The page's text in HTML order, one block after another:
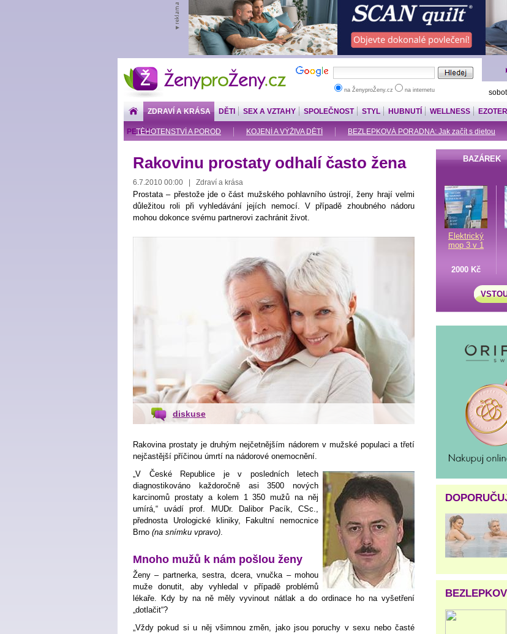
ŽenyproŽeny.cz
na ŽenyproŽeny.cz na internetu
ZDRAVÍ A KRÁSA
TĚHOTENSTVÍ A POROD KOJENÍ A VÝŽIVA DĚTÍ BEZLEPKOVÁ PORADNA: Jak začít s dietou
DĚTI SEX A VZTAHY SPOLEČNOST STYL HUBNUTÍ WELLNESS
PENÍZE
Rakovinu prostaty odhalí často žena
6.7.2010 00:00 | Zdraví a krása
Prostata – přestože jde o část mužského pohlavního ústrojí, ženy hrají velmi
důležitou roli při vyhledávání jejích nemocí. V případě zhoubného nádoru
mohou dokonce svému partnerovi zachránit život.
diskuse
Rakovina prostaty je druhým nejčetnějším nádorem v mužské populaci a třetí
nejčastější příčinou úmrtí na nádorové onemocnění.
„V České Republice je v posledních letech
diagnostikováno každoročně asi 3500 nových
karcinomů prostaty a kolem 1 350 mužů na něj
umírá,“ uvádí prof. MUDr. Dalibor Pacík, CSc.,
přednosta Urologické kliniky, Fakultní nemocnice
Brno (na snímku vpravo).
Mnoho mužů k nám pošlou ženy
Ženy – partnerka, sestra, dcera, vnučka – mohou
muže donutit, aby vyhledal v případě problémů
lékaře. Kdy by na ně měly vyvinout nátlak a do ordinace ho na vyšetření
„dotlačit“?
„Vždy pokud si u něj všimnou změn, jako jsou poruchy v sexu nebo časté
BAZÁREK
Elektrický
mop 3 v 1
2000 Kč